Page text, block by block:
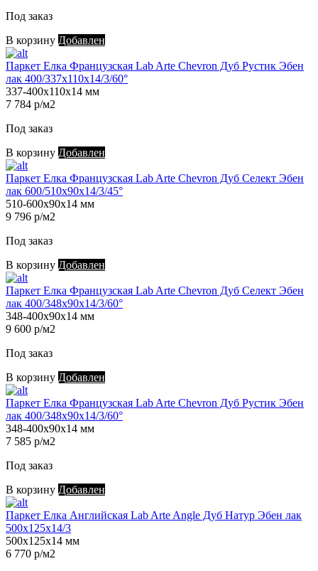
Под заказ
В корзину Добавлен
Паркет Елка Французская Lab Arte Chevron Дуб Рустик Эбен
лак 400/337х110х14/3/60°
337-400х110х14 мм
7 784 р/м2
Под заказ
В корзину Добавлен
Паркет Елка Французская Lab Arte Chevron Дуб Селект Эбен
лак 600/510х90х14/3/45°
510-600х90х14 мм
9 796 р/м2
Под заказ
В корзину Добавлен
Паркет Елка Французская Lab Arte Chevron Дуб Селект Эбен
лак 400/348х90х14/3/60°
348-400х90х14 мм
9 600 р/м2
Под заказ
В корзину Добавлен
Паркет Елка Французская Lab Arte Chevron Дуб Рустик Эбен
лак 400/348х90х14/3/60°
348-400х90х14 мм
7 585 р/м2
Под заказ
В корзину Добавлен
Паркет Елка Английская Lab Arte Angle Дуб Натур Эбен лак
500х125х14/3
500х125х14 мм
6 770 р/м2